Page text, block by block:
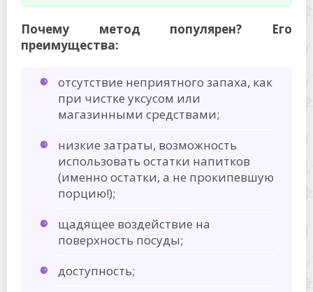
Почему метод популярен? Его
преимущества:
отсутствие неприятного запаха, как
при чистке уксусом или
магазинными средствами;
низкие затраты, возможность
использовать остатки напитков
(именно остатки, а не прокипевшую
порцию!);
щадящее воздействие на
поверхность посуды;
доступность;